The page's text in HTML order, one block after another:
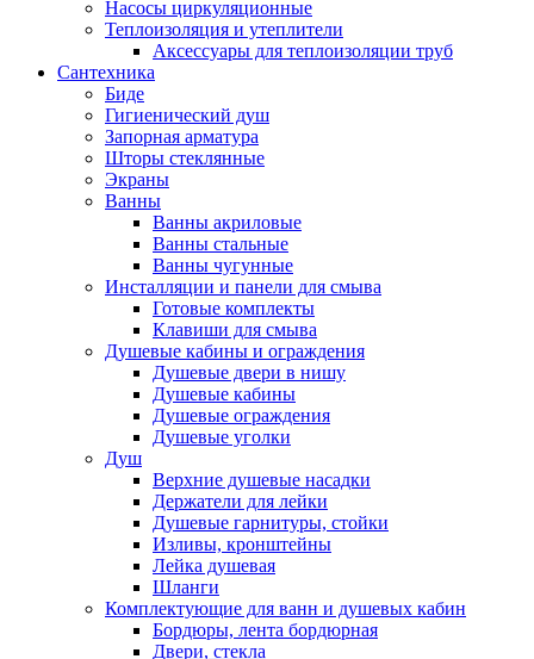
Насосы циркуляционные
Теплоизоляция и утеплители
Аксессуары для теплоизоляции труб
Сантехника
Биде
Гигиенический душ
Запорная арматура
Шторы стеклянные
Экраны
Ванны
Ванны акриловые
Ванны стальные
Ванны чугунные
Инсталляции и панели для смыва
Готовые комплекты
Клавиши для смыва
Душевые кабины и ограждения
Душевые двери в нишу
Душевые кабины
Душевые ограждения
Душевые уголки
Душ
Верхние душевые насадки
Держатели для лейки
Душевые гарнитуры, стойки
Изливы, кронштейны
Лейка душевая
Шланги
Комплектующие для ванн и душевых кабин
Бордюры, лента бордюрная
Двери, стекла